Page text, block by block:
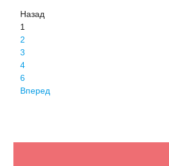
Назад
1
2
3
4
6
Вперед